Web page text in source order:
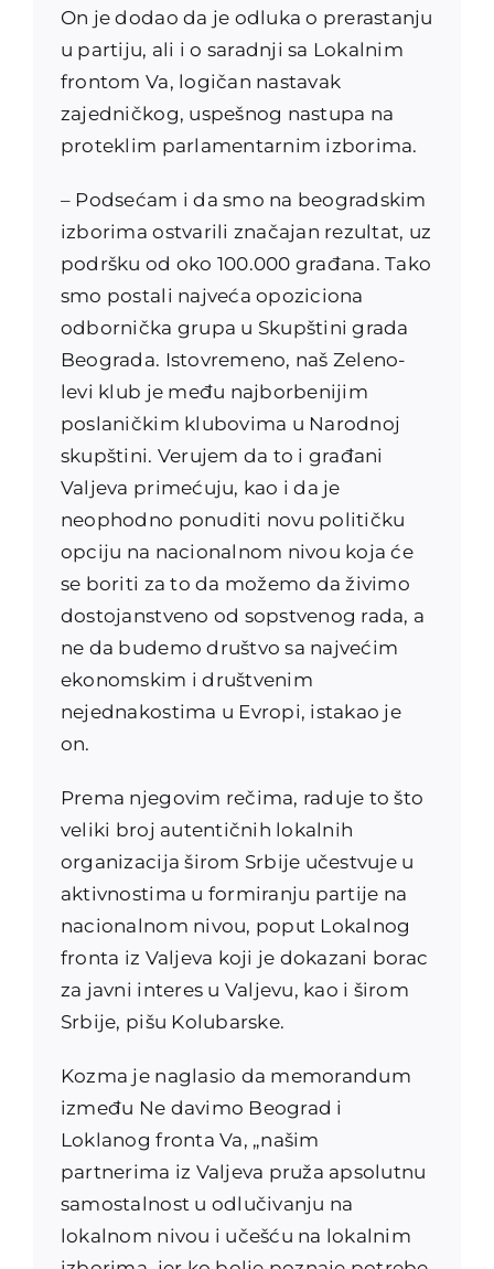
On je dodao da je odluka o prerastanju
u partiju, ali i o saradnji sa Lokalnim
frontom Va, logičan nastavak
zajedničkog, uspešnog nastupa na
proteklim parlamentarnim izborima.
– Podsećam i da smo na beogradskim
izborima ostvarili značajan rezultat, uz
podršku od oko 100.000 građana. Tako
smo postali najveća opoziciona
odbornička grupa u Skupštini grada
Beograda. Istovremeno, naš Zeleno-
levi klub je među najborbenijim
poslaničkim klubovima u Narodnoj
skupštini. Verujem da to i građani
Valjeva primećuju, kao i da je
neophodno ponuditi novu političku
opciju na nacionalnom nivou koja će
se boriti za to da možemo da živimo
dostojanstveno od sopstvenog rada, a
ne da budemo društvo sa najvećim
ekonomskim i društvenim
nejednakostima u Evropi, istakao je
on.
Prema njegovim rečima, raduje to što
veliki broj autentičnih lokalnih
organizacija širom Srbije učestvuje u
aktivnostima u formiranju partije na
nacionalnom nivou, poput Lokalnog
fronta iz Valjeva koji je dokazani borac
za javni interes u Valjevu, kao i širom
Srbije, pišu Kolubarske.
Kozma je naglasio da memorandum
između Ne davimo Beograd i
Loklanog fronta Va, „našim
partnerima iz Valjeva pruža apsolutnu
samostalnost u odlučivanju na
lokalnom nivou i učešću na lokalnim